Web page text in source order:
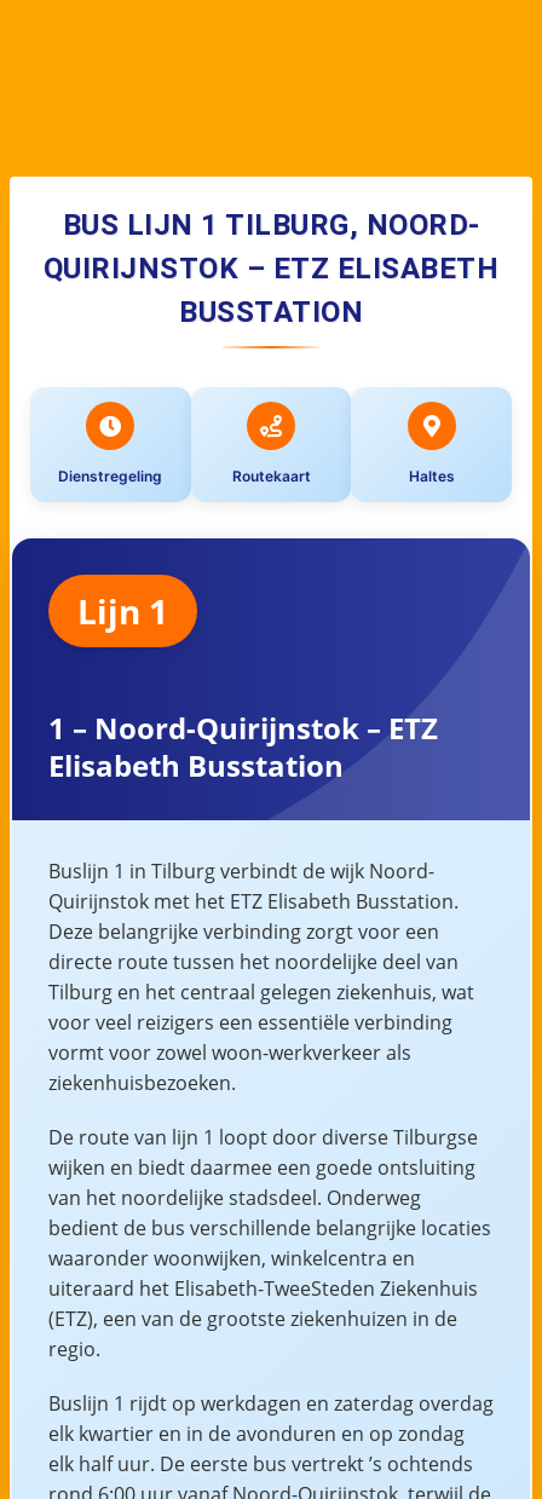
BUS LIJN 1 TILBURG, NOORD-
QUIRIJNSTOK – ETZ ELISABETH
BUSSTATION
Dienstregeling Routekaart Haltes
Lijn 1
1 – Noord-Quirijnstok – ETZ
Elisabeth Busstation
Buslijn 1 in Tilburg verbindt de wijk Noord-
Quirijnstok met het ETZ Elisabeth Busstation.
Deze belangrijke verbinding zorgt voor een
directe route tussen het noordelijke deel van
Tilburg en het centraal gelegen ziekenhuis, wat
voor veel reizigers een essentiële verbinding
vormt voor zowel woon-werkverkeer als
ziekenhuisbezoeken.
De route van lijn 1 loopt door diverse Tilburgse
wijken en biedt daarmee een goede ontsluiting
van het noordelijke stadsdeel. Onderweg
bedient de bus verschillende belangrijke locaties
waaronder woonwijken, winkelcentra en
uiteraard het Elisabeth-TweeSteden Ziekenhuis
(ETZ), een van de grootste ziekenhuizen in de
regio.
Buslijn 1 rijdt op werkdagen en zaterdag overdag
elk kwartier en in de avonduren en op zondag
elk half uur. De eerste bus vertrekt ’s ochtends
rond 6:00 uur vanaf Noord-Quirijnstok, terwijl de